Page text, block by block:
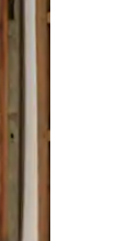
menggeser.